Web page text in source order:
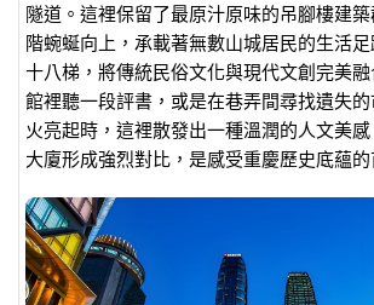
隧道。這裡保留了最原汁原味的吊腳樓建
階蜿蜒向上，承載著無數山城居民的生活
十八梯，將傳統民俗文化與現代文創完美
館裡聽一段評書，或是在巷弄間尋找遺失
火亮起時，這裡散發出一種溫潤的人文美
大廈形成強烈對比，是感受重慶歷史底蘊的